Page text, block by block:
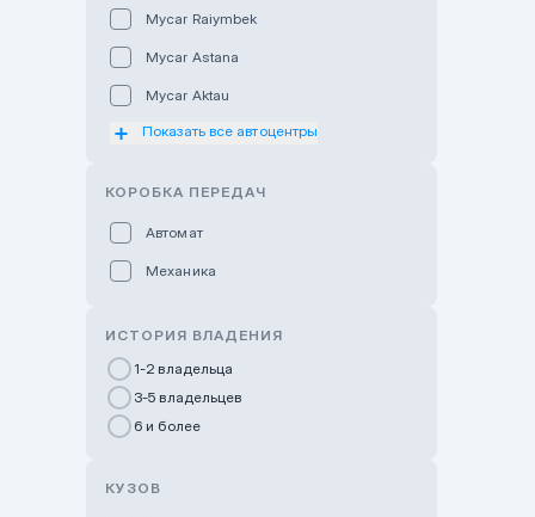
Mycar Raiymbek
Mycar Astana
Mycar Aktau
Mycar Uralsk
GWM Nurly Zhol
Chery Astana
Показать все автоцентры
КОРОБКА ПЕРЕДАЧ
Автомат
Механика
ИСТОРИЯ ВЛАДЕНИЯ
1-2 владельца
3-5 владельцев
6 и более
КУЗОВ